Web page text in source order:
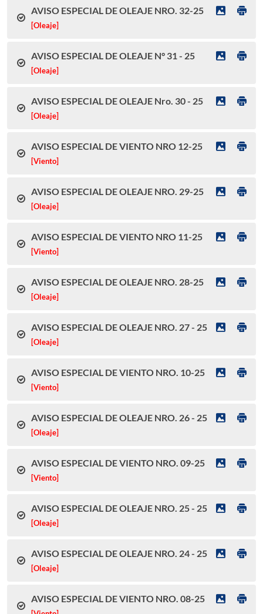
AVISO ESPECIAL DE OLEAJE NRO. 32-25
[Oleaje]
AVISO ESPECIAL DE OLEAJE N° 31 - 25
[Oleaje]
AVISO ESPECIAL DE OLEAJE Nro. 30 - 25
[Oleaje]
AVISO ESPECIAL DE VIENTO NRO 12-25
[Viento]
AVISO ESPECIAL DE OLEAJE NRO. 29-25
[Oleaje]
AVISO ESPECIAL DE VIENTO NRO 11-25
[Viento]
AVISO ESPECIAL DE OLEAJE NRO. 28-25
[Oleaje]
AVISO ESPECIAL DE OLEAJE NRO. 27 - 25
[Oleaje]
AVISO ESPECIAL DE VIENTO NRO. 10-25
[Viento]
AVISO ESPECIAL DE OLEAJE NRO. 26 - 25
[Oleaje]
AVISO ESPECIAL DE VIENTO NRO. 09-25
[Viento]
AVISO ESPECIAL DE OLEAJE NRO. 25 - 25
[Oleaje]
AVISO ESPECIAL DE OLEAJE NRO. 24 - 25
[Oleaje]
AVISO ESPECIAL DE VIENTO NRO. 08-25